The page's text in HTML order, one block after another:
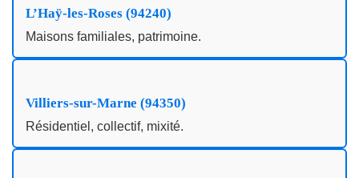
L’Haÿ-les-Roses (94240)
Maisons familiales, patrimoine.
Villiers-sur-Marne (94350)
Résidentiel, collectif, mixité.